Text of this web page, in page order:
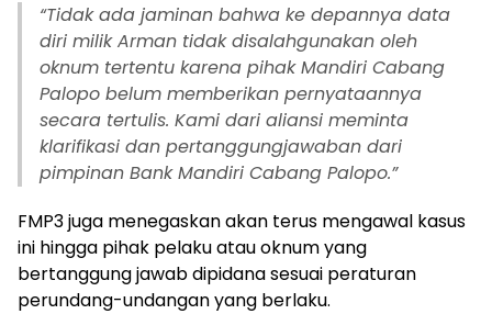
“Tidak ada jaminan bahwa ke depannya data
diri milik Arman tidak disalahgunakan oleh
oknum tertentu karena pihak Mandiri Cabang
Palopo belum memberikan pernyataannya
secara tertulis. Kami dari aliansi meminta
klarifikasi dan pertanggungjawaban dari
pimpinan Bank Mandiri Cabang Palopo.”
FMP3 juga menegaskan akan terus mengawal kasus
ini hingga pihak pelaku atau oknum yang
bertanggung jawab dipidana sesuai peraturan
perundang-undangan yang berlaku.